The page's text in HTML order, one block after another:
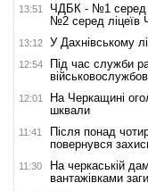
13:51
ЧДБК - №1 серед
№2 серед ліцеїв
13:12 У Дахнівському
12:54
Під час служби
12:01
На Черкащині
шквали
11:41
Після понад
повернувся
11:30
На черкаській
вантажівками